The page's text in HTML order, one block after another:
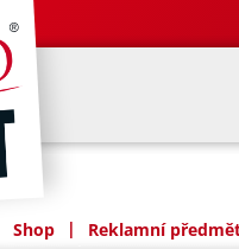
Shop | Reklamní